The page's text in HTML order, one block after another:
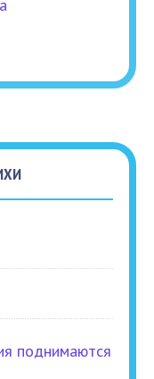
поднимаются